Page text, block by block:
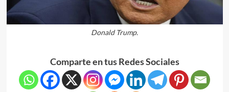
Donald Trump.
Comparte en tus Redes Sociales